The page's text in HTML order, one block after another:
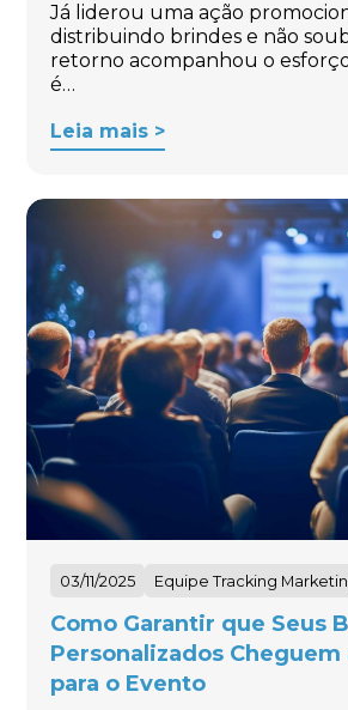
Já liderou uma ação
distribuindo brindes e não
retorno acompanhou o
é…
Leia mais >
03/11/2025 Equipe Tracking
Como Garantir que Seus
Personalizados Cheguem
para o Evento